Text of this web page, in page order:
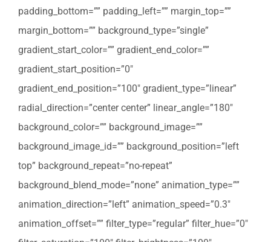
padding_bottom=”” padding_left=”” margin_top=””
margin_bottom=”” background_type=”single”
gradient_start_color=”” gradient_end_color=””
gradient_start_position=”0″
gradient_end_position=”100″ gradient_type=”linear”
radial_direction=”center center” linear_angle=”180″
background_color=”” background_image=””
background_image_id=”” background_position=”left
top” background_repeat=”no-repeat”
background_blend_mode=”none” animation_type=””
animation_direction=”left” animation_speed=”0.3″
animation_offset=”” filter_type=”regular” filter_hue=”0″